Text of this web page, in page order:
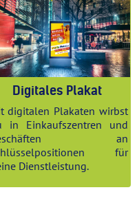
Digitales Plakat
digitalen Plakaten wirbst
in Einkaufszentren und
an
für
Dienstleistung.